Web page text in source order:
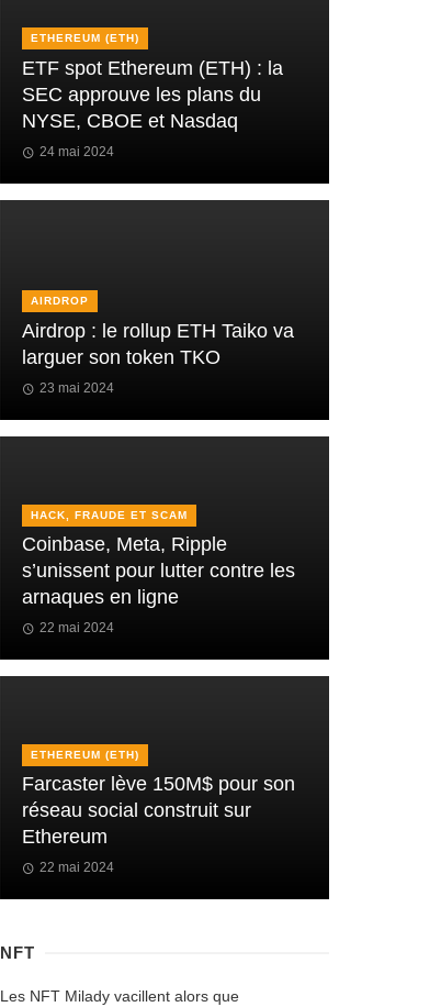
ETHEREUM (ETH)
ETF spot Ethereum (ETH) : la
SEC approuve les plans du
NYSE, CBOE et Nasdaq
24 mai 2024
AIRDROP
Airdrop : le rollup ETH Taiko va
larguer son token TKO
23 mai 2024
HACK, FRAUDE ET SCAM
Coinbase, Meta, Ripple
s’unissent pour lutter contre les
arnaques en ligne
22 mai 2024
ETHEREUM (ETH)
Farcaster lève 150M$ pour son
réseau social construit sur
Ethereum
22 mai 2024
NFT
Les NFT Milady vacillent alors que